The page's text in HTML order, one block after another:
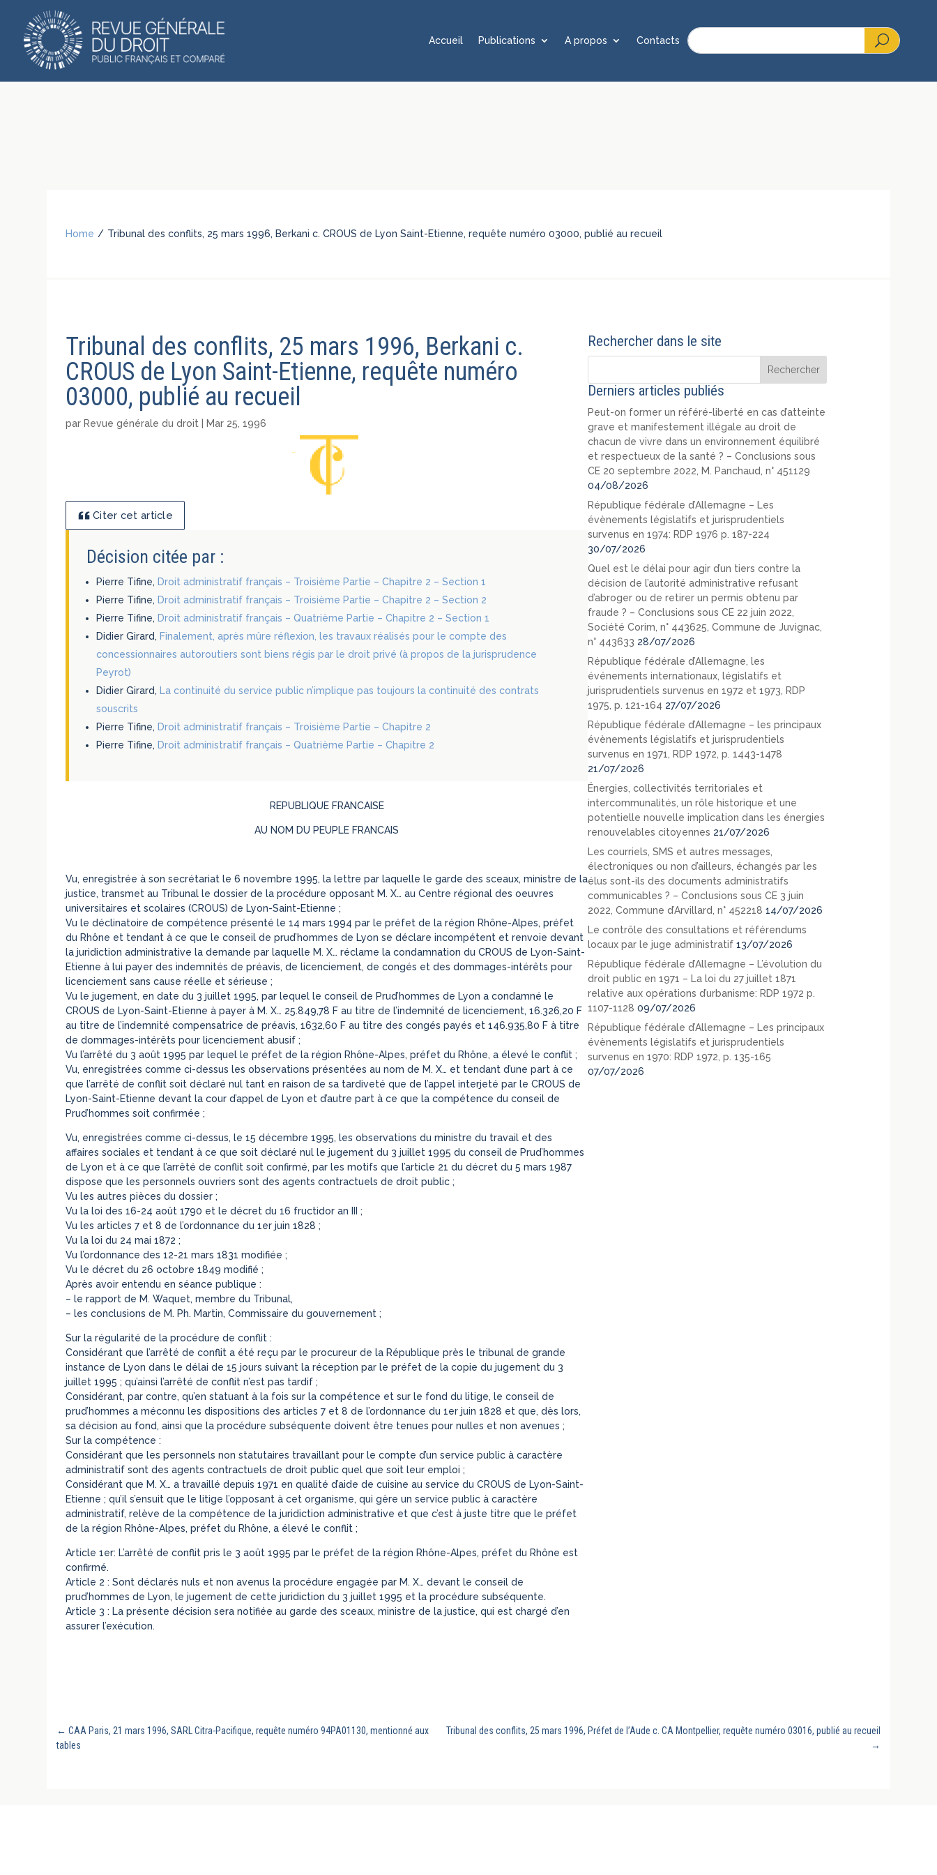
Accueil Publications A propos Contacts
Home / Tribunal des conflits, 25 mars 1996, Berkani c. CROUS de Lyon Saint-Etienne, requête numéro 03000, publié au recueil
Tribunal des conflits, 25 mars 1996, Berkani c.
CROUS de Lyon Saint-Etienne, requête numéro
03000, publié au recueil
par Revue générale du droit Mar 25, 1996
Citer cet article
Décision citée par :
Pierre Tifine,Droit administratif français – Troisième Partie – Chapitre 2 – Section 1
Pierre Tifine,Droit administratif français – Troisième Partie – Chapitre 2 – Section 2
Pierre Tifine,Droit administratif français – Quatrième Partie – Chapitre 2 – Section 1
Didier Girard,Finalement, après mûre réflexion, les travaux réalisés pour le compte des
concessionnaires autoroutiers sont biens régis par le droit privé (à propos de la jurisprudence
Peyrot)
Didier Girard,La continuité du service public n’implique pas toujours la continuité des contrats
souscrits
Pierre Tifine,Droit administratif français – Troisième Partie – Chapitre 2
Pierre Tifine,Droit administratif français – Quatrième Partie – Chapitre 2
REPUBLIQUE FRANCAISE
AU NOM DU PEUPLE FRANCAIS
Vu, enregistrée à son secrétariat le 6 novembre 1995, la lettre par laquelle le garde des sceaux, ministre de la
justice, transmet au Tribunal le dossier de la procédure opposant M. X… au Centre régional des oeuvres
universitaires et scolaires (CROUS) de Lyon-Saint-Etienne ;
Vu le déclinatoire de compétence présenté le 14 mars 1994 par le préfet de la région Rhône-Alpes, préfet
du Rhône et tendant à ce que le conseil de prud’hommes de Lyon se déclare incompétent et renvoie devant
la juridiction administrative la demande par laquelle M. X… réclame la condamnation du CROUS de Lyon-Saint-
Etienne à lui payer des indemnités de préavis, de licenciement, de congés et des dommages-intérêts pour
licenciement sans cause réelle et sérieuse ;
Vu le jugement, en date du 3 juillet 1995, par lequel le conseil de Prud’hommes de Lyon a condamné le
CROUS de Lyon-Saint-Etienne à payer à M. X… 25.849,78 F au titre de l’indemnité de licenciement, 16.326,20 F
au titre de l’indemnité compensatrice de préavis, 1632,60 F au titre des congés payés et 146.935,80 F à titre
de dommages-intérêts pour licenciement abusif ;
Vu l’arrêté du 3 août 1995 par lequel le préfet de la région Rhône-Alpes, préfet du Rhône, a élevé le conflit ;
Vu, enregistrées comme ci-dessus les observations présentées au nom de M. X… et tendant d’une part à ce
que l’arrêté de conflit soit déclaré nul tant en raison de sa tardiveté que de l’appel interjeté par le CROUS de
Lyon-Saint-Etienne devant la cour d’appel de Lyon et d’autre part à ce que la compétence du conseil de
Prud’hommes soit confirmée ;
Vu, enregistrées comme ci-dessus, le 15 décembre 1995, les observations du ministre du travail et des
affaires sociales et tendant à ce que soit déclaré nul le jugement du 3 juillet 1995 du conseil de Prud’hommes
de Lyon et à ce que l’arrêté de conflit soit confirmé, par les motifs que l’article 21 du décret du 5 mars 1987
dispose que les personnels ouvriers sont des agents contractuels de droit public ;
Vu les autres pièces du dossier ;
Vu la loi des 16-24 août 1790 et le décret du 16 fructidor an III ;
Vu les articles 7 et 8 de l’ordonnance du 1er juin 1828 ;
Vu la loi du 24 mai 1872 ;
Vu l’ordonnance des 12-21 mars 1831 modifiée ;
Vu le décret du 26 octobre 1849 modifié ;
Après avoir entendu en séance publique :
– le rapport de M. Waquet, membre du Tribunal,
– les conclusions de M. Ph. Martin, Commissaire du gouvernement ;
Sur la régularité de la procédure de conflit :
Considérant que l’arrêté de conflit a été reçu par le procureur de la République près le tribunal de grande
instance de Lyon dans le délai de 15 jours suivant la réception par le préfet de la copie du jugement du 3
juillet 1995 ; qu’ainsi l’arrêté de conflit n’est pas tardif ;
Considérant, par contre, qu’en statuant à la fois sur la compétence et sur le fond du litige, le conseil de
prud’hommes a méconnu les dispositions des articles 7 et 8 de l’ordonnance du 1er juin 1828 et que, dès lors,
sa décision au fond, ainsi que la procédure subséquente doivent être tenues pour nulles et non avenues ;
Sur la compétence :
Considérant que les personnels non statutaires travaillant pour le compte d’un service public à caractère
administratif sont des agents contractuels de droit public quel que soit leur emploi ;
Considérant que M. X… a travaillé depuis 1971 en qualité d’aide de cuisine au service du CROUS de Lyon-Saint-
Etienne ; qu’il s’ensuit que le litige l’opposant à cet organisme, qui gère un service public à caractère
administratif, relève de la compétence de la juridiction administrative et que c’est à juste titre que le préfet
de la région Rhône-Alpes, préfet du Rhône, a élevé le conflit ;
Article 1er: L’arrêté de conflit pris le 3 août 1995 par le préfet de la région Rhône-Alpes, préfet du Rhône est
confirmé.
Article 2 : Sont déclarés nuls et non avenus la procédure engagée par M. X… devant le conseil de
prud’hommes de Lyon, le jugement de cette juridiction du 3 juillet 1995 et la procédure subséquente.
Article 3 : La présente décision sera notifiée au garde des sceaux, ministre de la justice, qui est chargé d’en
assurer l’exécution.
Rechercher dans le site
Derniers articles publiés
Peut-on former un référé-liberté en cas d’atteinte
grave et manifestement illégale au droit de
chacun de vivre dans un environnement équilibré
et respectueux de la santé ? – Conclusions sous
CE 20 septembre 2022, M. Panchaud, n° 451129
04/08/2026
République fédérale d’Allemagne – Les
évènements législatifs et jurisprudentiels
survenus en 1974: RDP 1976 p. 187-224
30/07/2026
Quel est le délai pour agir d’un tiers contre la
décision de l’autorité administrative refusant
d’abroger ou de retirer un permis obtenu par
fraude ? – Conclusions sous CE 22 juin 2022,
Société Corim, n° 443625, Commune de Juvignac,
n° 443633 28/07/2026
République fédérale d’Allemagne, les
événements internationaux, législatifs et
jurisprudentiels survenus en 1972 et 1973, RDP
1975, p. 121-164 27/07/2026
République fédérale d’Allemagne – les principaux
évènements législatifs et jurisprudentiels
survenus en 1971, RDP 1972, p. 1443-1478
21/07/2026
Énergies, collectivités territoriales et
intercommunalités, un rôle historique et une
potentielle nouvelle implication dans les énergies
renouvelables citoyennes 21/07/2026
Les courriels, SMS et autres messages,
électroniques ou non d’ailleurs, échangés par les
élus sont-ils des documents administratifs
communicables ? – Conclusions sous CE 3 juin
2022, Commune d’Arvillard, n° 452218 14/07/2026
Le contrôle des consultations et référendums
locaux par le juge administratif 13/07/2026
République fédérale d’Allemagne – L’évolution du
droit public en 1971 – La loi du 27 juillet 1871
relative aux opérations d’urbanisme: RDP 1972 p.
1107-1128 09/07/2026
République fédérale d’Allemagne – Les principaux
évènements législatifs et jurisprudentiels
survenus en 1970: RDP 1972, p. 135-165
07/07/2026
← CAA Paris, 21 mars 1996, SARL Citra-Pacifique, requête numéro 94PA01130, mentionné aux
tables
Tribunal des conflits, 25 mars 1996, Préfet de l’Aude c. CA Montpellier, requête numéro 03016, publié au recueil
→